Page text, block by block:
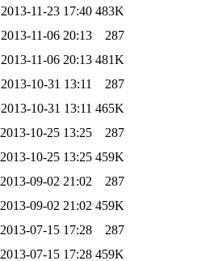
2013-11-23 17:40 483K
2013-11-06 20:13
287
2013-11-06 20:13 481K
2013-10-31 13:11
287
2013-10-31 13:11 465K
2013-10-25 13:25
287
2013-10-25 13:25 459K
2013-09-02 21:02
287
2013-09-02 21:02 459K
2013-07-15 17:28
287
2013-07-15 17:28 459K